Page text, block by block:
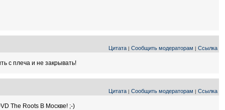
Цитата | Сообщить модераторам | Ссылка
с плеча и не закрывать!
Цитата | Сообщить модераторам | Ссылка
The Roots В Москве! ;-)